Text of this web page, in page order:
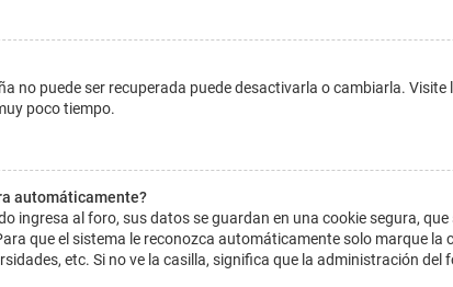
no puede ser recuperada puede desactivarla o cambiarla.
poco tiempo.
automáticamente?
ingresa al foro, sus datos se guardan en una cookie segura,
que el sistema le reconozca automáticamente solo marque
etc. Si no ve la casilla, significa que la administración